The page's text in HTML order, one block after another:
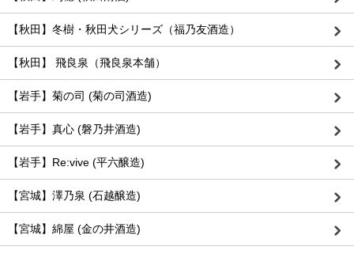
【秋田】冬樹・秋田犬シリーズ（福乃友酒造）
【秋田】 飛良泉（飛良泉本舗）
【岩手】菊の司 (菊の司酒造)
【岩手】真心 (磐乃井酒造)
【岩手】Re:vive (平六醸造)
【宮城】澤乃泉 (石越醸造)
【宮城】綿屋 (金の井酒造)